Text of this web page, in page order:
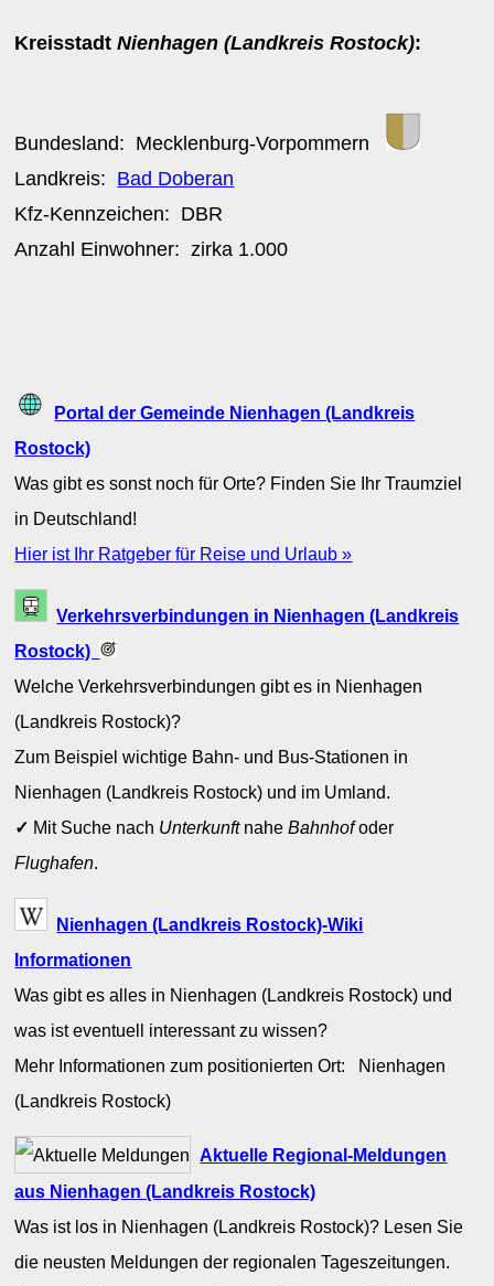
KreisstadtNienhagen (Landkreis Rostock):
Bundesland: Mecklenburg-Vorpommern
Landkreis: Bad Doberan
Kfz-Kennzeichen: DBR
Anzahl Einwohner: zirka 1.000
Portal der Gemeinde Nienhagen (Landkreis
Rostock)
Was gibt es sonst noch für Orte? Finden Sie Ihr Traumziel
in Deutschland!
Hier ist Ihr Ratgeber für Reise und Urlaub »
Verkehrsverbindungen in Nienhagen (Landkreis
Rostock)
Welche Verkehrsverbindungen gibt es in Nienhagen
(Landkreis Rostock)?
Zum Beispiel wichtige Bahn- und Bus-Stationen in
Nienhagen (Landkreis Rostock) und im Umland.
✓ Mit Suche nach UnterkunftnaheBahnhofoder
Flughafen.
Nienhagen (Landkreis Rostock)-Wiki
Informationen
Was gibt es alles in Nienhagen (Landkreis Rostock) und
was ist eventuell interessant zu wissen?
Mehr Informationen zum positionierten Ort: Nienhagen
(Landkreis Rostock)
Aktuelle Regional-Meldungen
aus Nienhagen (Landkreis Rostock)
Was ist los in Nienhagen (Landkreis Rostock)? Lesen Sie
die neusten Meldungen der regionalen Tageszeitungen.